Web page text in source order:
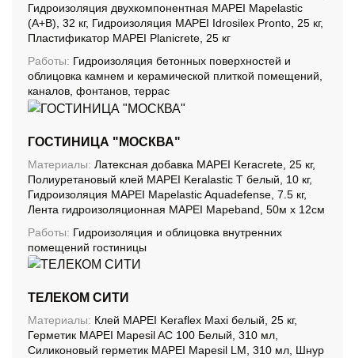
Гидроизоляция двухкомпонентная MAPEI Mapelastic
(А+B), 32 кг, Гидроизоляция MAPEI Idrosilex Pronto, 25 кг,
Пластификатор MAPEI Planicrete, 25 кг
Работы: Гидроизоляция бетонных поверхностей и
облицовка камнем и керамической плиткой помещений,
каналов, фонтанов, террас
ГОСТИНИЦА "МОСКВА"
Материалы: Латексная добавка MAPEI Keracrete, 25 кг,
Полиуретановый клей MAPEI Keralastic T белый, 10 кг,
Гидроизоляция MAPEI Mapelastic Aquadefense, 7.5 кг,
Лента гидроизоляционная MAPEI Mapeband, 50м x 12см
Работы: Гидроизоляция и облицовка внутренних
помещений гостиницы
ТЕЛЕКОМ СИТИ
Материалы: Клей MAPEI Keraflex Maxi белый, 25 кг,
Герметик MAPEI Mapesil AC 100 Белый, 310 мл,
Силиконовый герметик MAPEI Mapesil LM, 310 мл, Шнур